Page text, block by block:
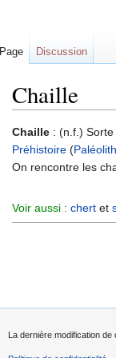
Chaille
Chaille : (n.f.) Sorte
Préhistoire (
On rencontre les
Voir aussi : chert et
Page Discussion
La dernière modification de